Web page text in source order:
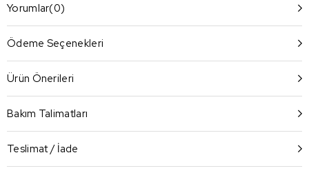
Yorumlar(0)
Ödeme Seçenekleri
Ürün Önerileri
Bakım Talimatları
Teslimat / İade